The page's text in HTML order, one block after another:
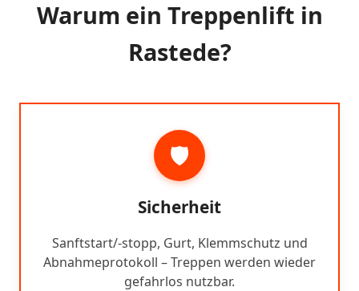
Warum ein Treppenlift in
Rastede?
🛡️
Sicherheit
Sanftstart/-stopp, Gurt, Klemmschutz und
Abnahmeprotokoll – Treppen werden wieder
gefahrlos nutzbar.